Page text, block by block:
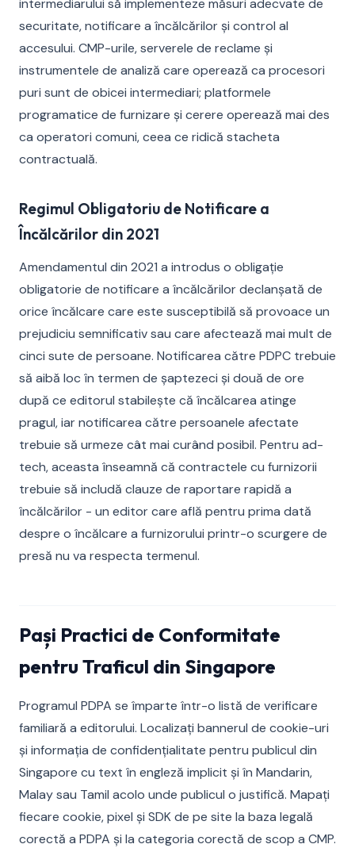
intermediarului să implementeze măsuri adecvate de
securitate, notificare a încălcărilor și control al
accesului. CMP-urile, serverele de reclame și
instrumentele de analiză care operează ca procesori
puri sunt de obicei intermediari; platformele
programatice de furnizare și cerere operează mai des
ca operatori comuni, ceea ce ridică stacheta
contractuală.
Regimul Obligatoriu de Notificare a
Încălcărilor din 2021
Amendamentul din 2021 a introdus o obligație
obligatorie de notificare a încălcărilor declanșată de
orice încălcare care este susceptibilă să provoace un
prejudiciu semnificativ sau care afectează mai mult de
cinci sute de persoane. Notificarea către PDPC trebuie
să aibă loc în termen de șaptezeci și două de ore
după ce editorul stabilește că încălcarea atinge
pragul, iar notificarea către persoanele afectate
trebuie să urmeze cât mai curând posibil. Pentru ad-
tech, aceasta înseamnă că contractele cu furnizorii
trebuie să includă clauze de raportare rapidă a
încălcărilor - un editor care află pentru prima dată
despre o încălcare a furnizorului printr-o scurgere de
presă nu va respecta termenul.
Pași Practici de Conformitate
pentru Traficul din Singapore
Programul PDPA se împarte într-o listă de verificare
familiară a editorului. Localizați bannerul de cookie-uri
și informația de confidențialitate pentru publicul din
Singapore cu text în engleză implicit și în Mandarin,
Malay sau Tamil acolo unde publicul o justifică. Mapați
fiecare cookie, pixel și SDK de pe site la baza legală
corectă a PDPA și la categoria corectă de scop a CMP.